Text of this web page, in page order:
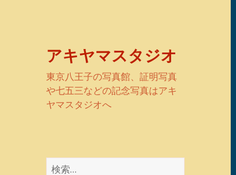
アキヤマスタジオ
東京八王子の写真館、証明写真
や七五三などの記念写真はアキ
ヤマスタジオへ
検